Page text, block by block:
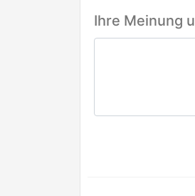
Ihre Meinung